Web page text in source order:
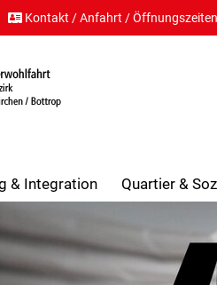
Kontakt / Anfahrt / Öffnungszeiten
& Integration Quartier &